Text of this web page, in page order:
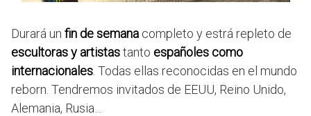
Durará un fin de semana completo y estrá repleto de
escultoras y artistastanto españoles como
internacionales . Todas ellas reconocidas en el mundo
reborn. Tendremos invitados de EEUU, Reino Unido,
Alemania, Rusia…